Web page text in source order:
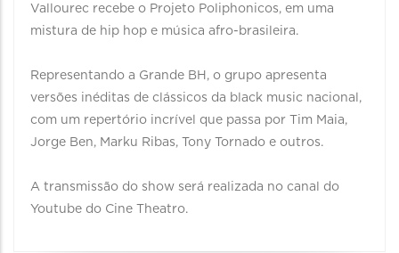
Vallourec recebe o Projeto Poliphonicos, em uma
mistura de hip hop e música afro-brasileira.
Representando a Grande BH, o grupo apresenta
versões inéditas de clássicos da black music nacional,
com um repertório incrível que passa por Tim Maia,
Jorge Ben, Marku Ribas, Tony Tornado e outros.
A transmissão do show será realizada no canal do
Youtube do Cine Theatro.